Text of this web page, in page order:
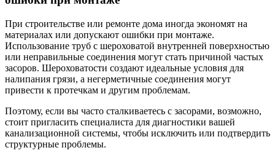
При строительстве или ремонте дома иногда экономят на
материалах или допускают ошибки при монтаже.
Использование труб с шероховатой внутренней поверхностью
или неправильные соединения могут стать причиной частых
засоров. Шероховатости создают идеальные условия для
налипания грязи, а негерметичные соединения могут
привести к протечкам и другим проблемам.
Поэтому, если вы часто сталкиваетесь с засорами, возможно,
стоит пригласить специалиста для диагностики вашей
канализационной системы, чтобы исключить или подтвердить
структурные проблемы.